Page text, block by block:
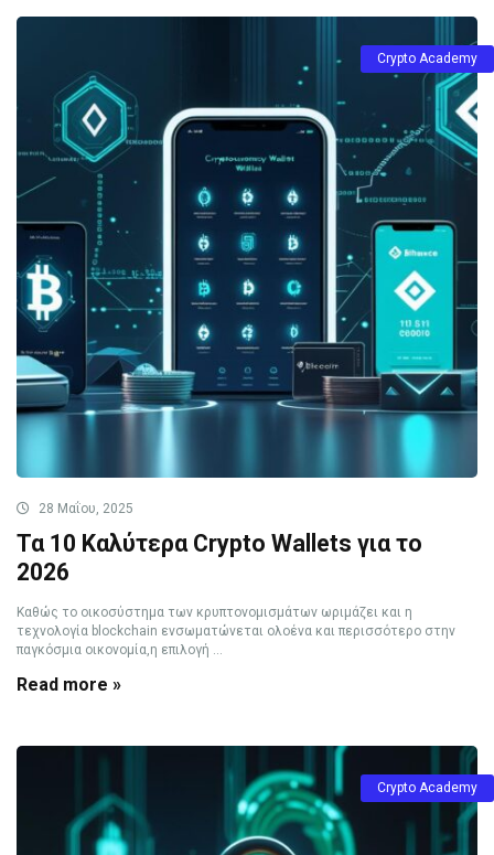
Crypto Academy
28 Μαΐου, 2025
Τα 10 Καλύτερα Crypto Wallets για το
2026
Καθώς το οικοσύστημα των κρυπτονομισμάτων ωριμάζει και η
τεχνολογία blockchain ενσωματώνεται ολοένα και περισσότερο στην
παγκόσμια οικονομία,η επιλογή ...
Read more »
Crypto Academy